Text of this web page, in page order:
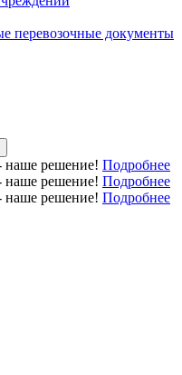
перевозочные документы
решение! Подробнее
решение! Подробнее
решение! Подробнее